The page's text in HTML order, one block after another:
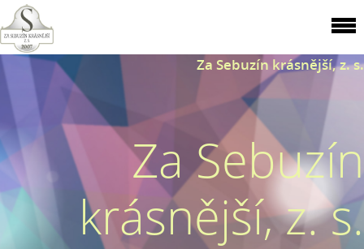
Za Sebuzín krásnější, z. s.
Za Sebuzín
krásnější, z. s.